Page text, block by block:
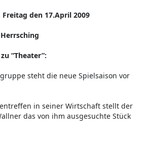
den 17.April 2009
“Theater”:
steht die neue Spielsaison vor
in seiner Wirtschaft stellt der
das von ihm ausgesuchte Stück